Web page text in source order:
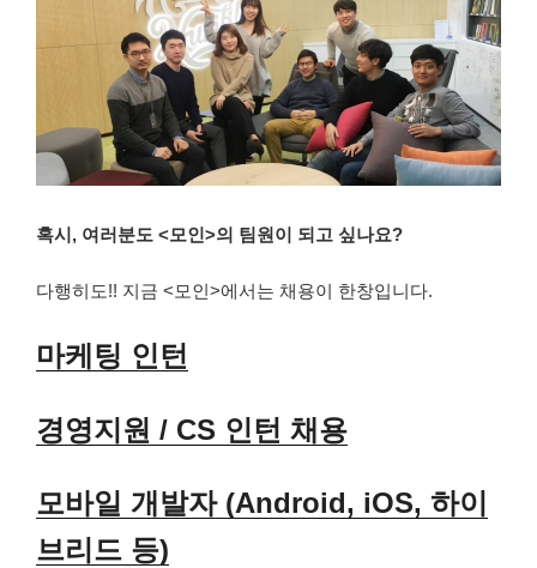
혹시, 여러분도 <모인>의 팀원이 되고 싶나요?
다행히도!! 지금 <모인>에서는 채용이 한창입니다.
마케팅 인턴
경영지원 / CS 인턴 채용
모바일 개발자 (Android, iOS, 하이
브리드 등)